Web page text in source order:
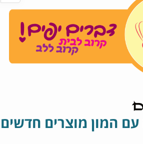
המון מוצרים חדשים